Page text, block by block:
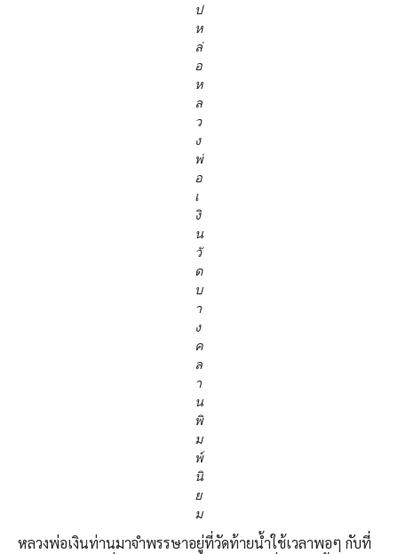
ป
ห
ล่
อ
ห
ล
ว
ง
พ่
อ
เ
งิ
น
วั
ด
บ
า
ง
ค
ล
า
น
พิ
ม
พ์
นิ
ย
ม
หลวงพ่อเงินท่านมาจำพรรษาอยู่ที่วัดท้ายน้ำใช้เวลาพอๆ กับที่